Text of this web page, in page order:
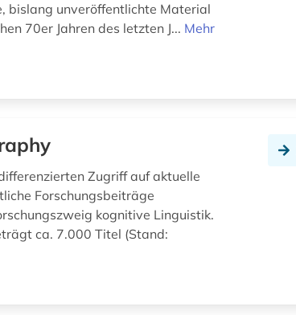
bislang unveröffentlichte Material
70er Jahren des letzten J... Mehr
Zugriff auf aktuelle
Forschungsbeiträge
kognitive Linguistik.
ca. 7.000 Titel (Stand: